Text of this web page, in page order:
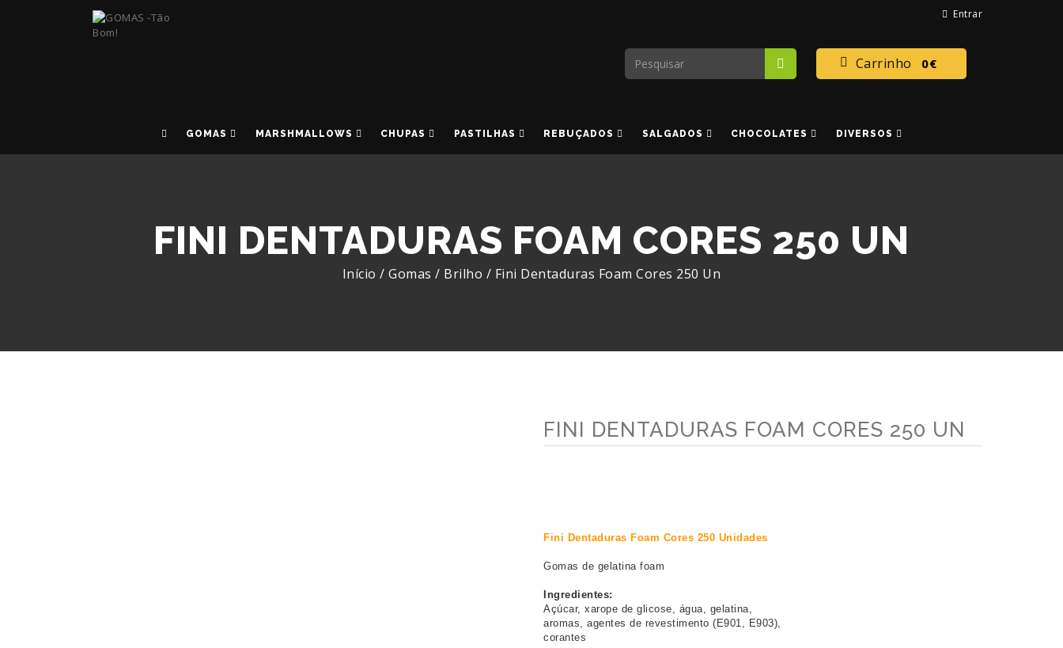
Entrar
Carrinho 0€
GOMAS MARSHMALLOWS CHUPAS PASTILHAS REBUÇADOS SALGADOS CHOCOLATES DIVERSOS
FINI DENTADURAS FOAM CORES 250 UN
Início / Gomas / Brilho / Fini Dentaduras Foam Cores 250 Un
FINI DENTADURAS FOAM CORES 250 UN
Fini Dentaduras Foam Cores 250 Unidades
Gomas de gelatina foam
Ingredientes:
Açúcar, xarope de glicose, água, gelatina,
aromas, agentes de revestimento (E901, E903),
corantes